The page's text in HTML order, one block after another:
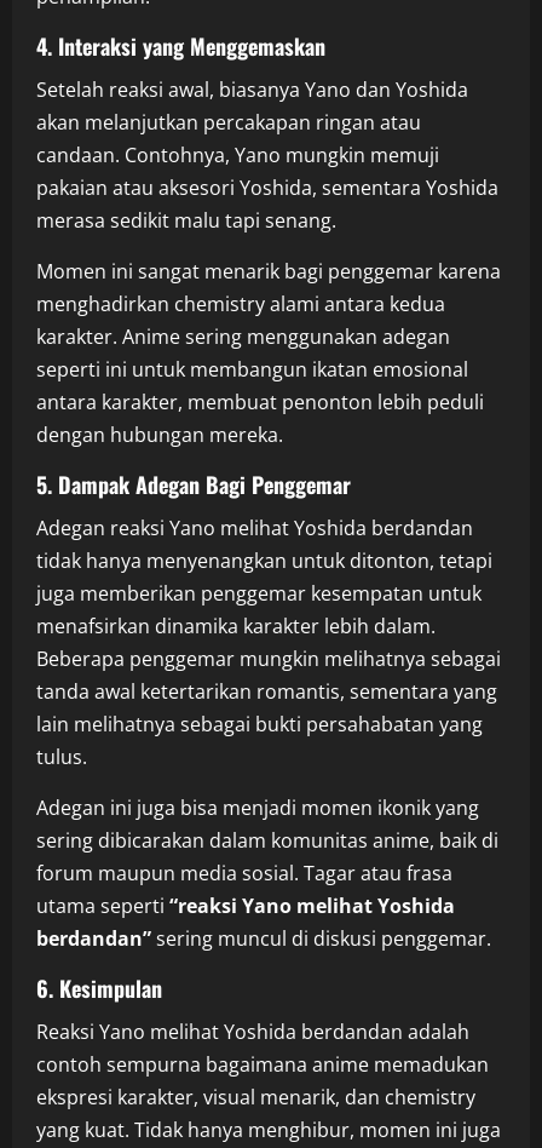
4. Interaksi yang Menggemaskan
Setelah reaksi awal, biasanya Yano dan Yoshida
akan melanjutkan percakapan ringan atau
candaan. Contohnya, Yano mungkin memuji
pakaian atau aksesori Yoshida, sementara Yoshida
merasa sedikit malu tapi senang.
Momen ini sangat menarik bagi penggemar karena
menghadirkan chemistry alami antara kedua
karakter. Anime sering menggunakan adegan
seperti ini untuk membangun ikatan emosional
antara karakter, membuat penonton lebih peduli
dengan hubungan mereka.
5. Dampak Adegan Bagi Penggemar
Adegan reaksi Yano melihat Yoshida berdandan
tidak hanya menyenangkan untuk ditonton, tetapi
juga memberikan penggemar kesempatan untuk
menafsirkan dinamika karakter lebih dalam.
Beberapa penggemar mungkin melihatnya sebagai
tanda awal ketertarikan romantis, sementara yang
lain melihatnya sebagai bukti persahabatan yang
tulus.
Adegan ini juga bisa menjadi momen ikonik yang
sering dibicarakan dalam komunitas anime, baik di
forum maupun media sosial. Tagar atau frasa
utama seperti “reaksi Yano melihat Yoshida
berdandan”sering muncul di diskusi penggemar.
6. Kesimpulan
Reaksi Yano melihat Yoshida berdandan adalah
contoh sempurna bagaimana anime memadukan
ekspresi karakter, visual menarik, dan chemistry
yang kuat. Tidak hanya menghibur, momen ini juga